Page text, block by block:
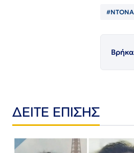
ΔΕΙΤΕ ΕΠΙΣΗΣ